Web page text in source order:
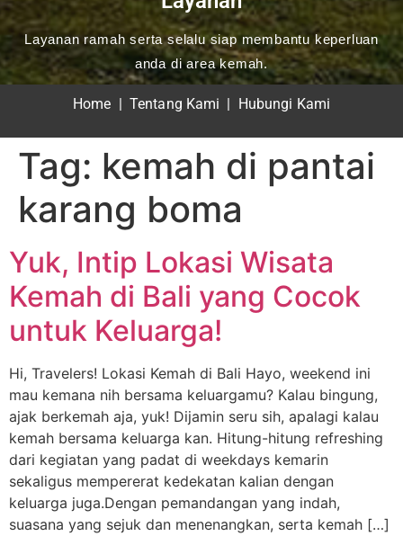
Layanan ramah serta selalu siap membantu keperluan
anda di area kemah.
Home Tentang Kami Hubungi Kami
Tag: kemah di pantai
karang boma
Yuk, Intip Lokasi Wisata
Kemah di Bali yang Cocok
untuk Keluarga!
Hi, Travelers! Lokasi Kemah di Bali Hayo, weekend ini
mau kemana nih bersama keluargamu? Kalau bingung,
ajak berkemah aja, yuk! Dijamin seru sih, apalagi kalau
kemah bersama keluarga kan. Hitung-hitung refreshing
dari kegiatan yang padat di weekdays kemarin
sekaligus mempererat kedekatan kalian dengan
keluarga juga.Dengan pemandangan yang indah,
suasana yang sejuk dan menenangkan, serta kemah […]